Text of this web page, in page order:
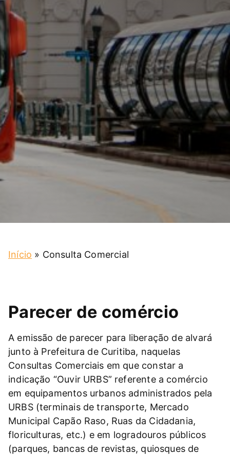
Início » Consulta Comercial
Parecer de comércio
A emissão de parecer para liberação de alvará
junto à Prefeitura de Curitiba, naquelas
Consultas Comerciais em que constar a
indicação “Ouvir URBS” referente a comércio
em equipamentos urbanos administrados pela
URBS (terminais de transporte, Mercado
Municipal Capão Raso, Ruas da Cidadania,
floriculturas, etc.) e em logradouros públicos
(parques, bancas de revistas, quiosques de